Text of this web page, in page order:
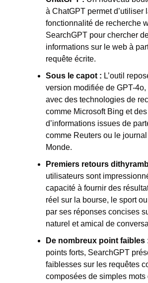
à ChatGPT permet d’utiliser
fonctionnalité de recherche
SearchGPT pour chercher
informations sur le web à
requête écrite.
Sous le capot : L’outil
version modifiée de GPT-
avec des technologies de
comme Microsoft Bing et
d’informations issues de
comme Reuters ou le
Monde.
Premiers retours
utilisateurs sont
capacité à fournir des
réel sur la bourse, le sport
par ses réponses concises
naturel et amical de
De nombreux point faibles
points forts, SearchGPT
faiblesses sur les requêtes
composées de simples mots